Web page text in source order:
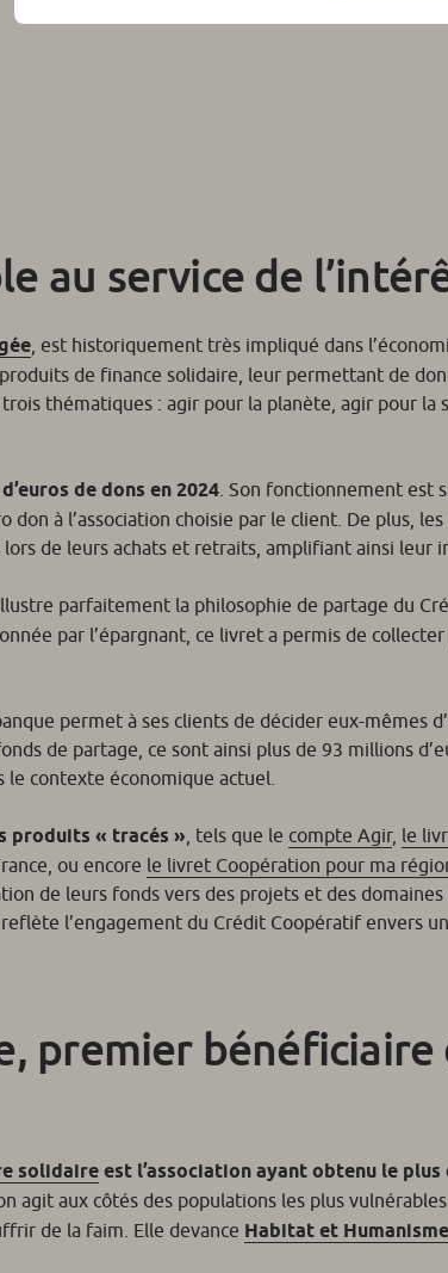
au service de
, est historiquement très impliqué dans
de finance solidaire, leur permettant de
thématiques : agir pour la planète, agir pour la
de dons en 2024 . Son fonctionnement est
à l’association choisie par le client. De plus,
de leurs achats et retraits, amplifiant ainsi leur
illustre parfaitement la philosophie de partage du
par l’épargnant, ce livret a permis de
permet à ses clients de décider eux-mêmes
de partage, ce sont ainsi plus de 93 millions
le contexte économique actuel.
produits « tracés » , tels que le compte Agir, le
ou encore le livret Coopération pour ma
de leurs fonds vers des projets et des
l’engagement du Crédit Coopératif envers
premier bénéficiaire
solidaire est l’association ayant obtenu le
agit aux côtés des populations les plus
de la faim. Elle devance Habitat et Humanisme